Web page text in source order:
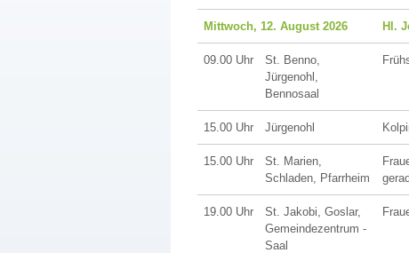
Mittwoch, 12. August 2026 Hl.
09.00 Uhr
St. Benno,
Jürgenohl,
Bennosaal
15.00 Uhr Jürgenohl
15.00 Uhr
St. Marien,
Schladen, Pfarrheim
19.00 Uhr
St. Jakobi, Goslar,
Gemeindezentrum -
Saal